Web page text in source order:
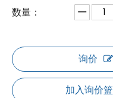
数量：
询价
加入询价篮